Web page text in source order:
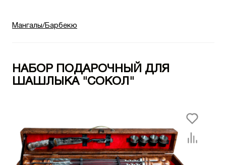
Мангалы/Барбекю
НАБОР ПОДАРОЧНЫЙ ДЛЯ
ШАШЛЫКА "СОКОЛ"